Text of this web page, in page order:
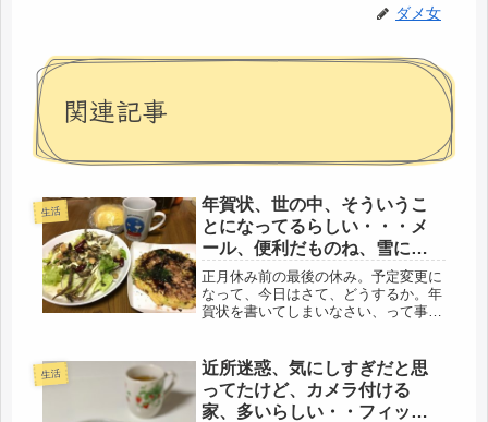
ダメ女
関連記事
生活
年賀状、世の中、そういうこ
とになってるらしい・・・メ
ール、便利だものね、雪に備
えて長靴さがし続行
正月休み前の最後の休み。予定変更に
なって、今日はさて、どうするか。年
賀状を書いてしまいなさい、って事だ
いう話が出た、「今年から止めた」
「今年からメールにした」「親戚関係
とか...
生活
近所迷惑、気にしすぎだと思
ってたけど、カメラ付ける
家、多いらしい・・フィッシ